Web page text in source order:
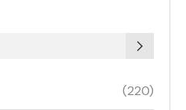
(220)